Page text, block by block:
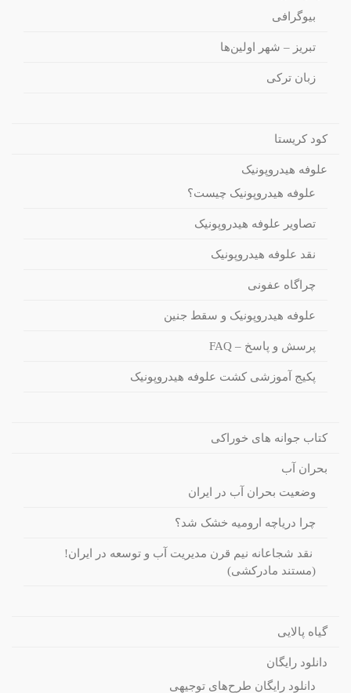
بیوگرافی
تبریز – شهر اولین‌ها
زبان ترکی
کود کریستا
علوفه هیدروپونیک
علوفه هیدروپونیک چیست؟
تصاویر علوفه هیدروپونیک
نقد علوفه هیدروپونیک
چراگاه عفونی
علوفه هیدروپونیک و سقط جنین
پرسش و پاسخ – FAQ
پکیج آموزشی کشت علوفه هیدروپونیک
کتاب جوانه های خوراکی
بحران آب
وضعیت بحران آب در ایران
چرا دریاچه ارومیه خشک شد؟
نقد شجاعانه نیم قرن مدیریت آب و توسعه در ایران!
(مستند مادرکشی)
گیاه پالایی
دانلود رایگان
دانلود رایگان طرح‌های توجیهی